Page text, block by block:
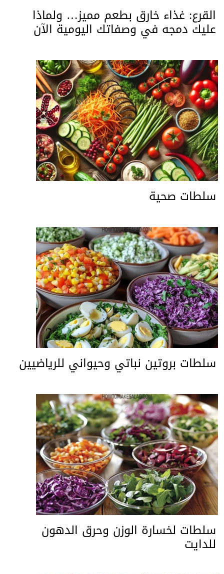
القرع: غذاء خارق بطعم مميز… ولماذا
عليك دمجه في وصفاتك اليومية الآن
سلطات صحية
سلطات بروتين نباتي وحيواني للرياضيين
سلطات لخسارة الوزن وحرق الدهون
للدايت